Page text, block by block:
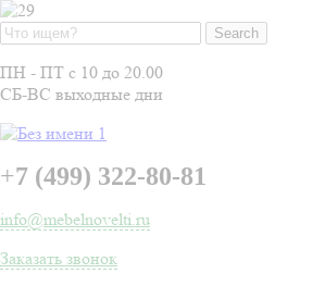
ПН - ПТ с 10 до 20.00
СБ-ВС выходные дни
+7 (499) 322-80-81
info@mebelnovelti.ru
Заказать звонок